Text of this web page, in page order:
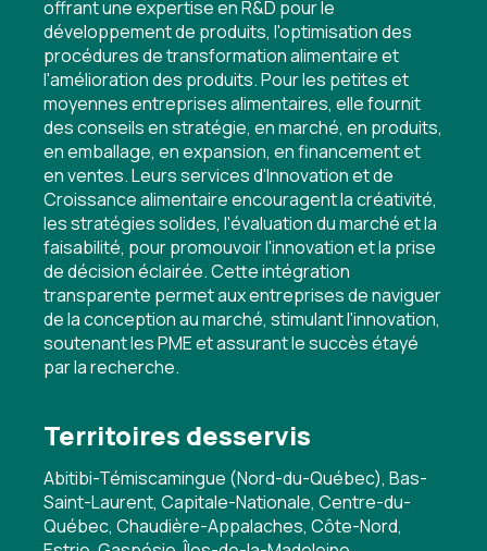
offrant une expertise en R&D pour le
développement de produits, l'optimisation des
procédures de transformation alimentaire et
l'amélioration des produits. Pour les petites et
moyennes entreprises alimentaires, elle fournit
des conseils en stratégie, en marché, en produits,
en emballage, en expansion, en financement et
en ventes. Leurs services d'Innovation et de
Croissance alimentaire encouragent la créativité,
les stratégies solides, l'évaluation du marché et la
faisabilité, pour promouvoir l'innovation et la prise
de décision éclairée. Cette intégration
transparente permet aux entreprises de naviguer
de la conception au marché, stimulant l'innovation,
soutenant les PME et assurant le succès étayé
par la recherche.
Territoires desservis
Abitibi-Témiscamingue (Nord-du-Québec), Bas-
Saint-Laurent, Capitale-Nationale, Centre-du-
Québec, Chaudière-Appalaches, Côte-Nord,